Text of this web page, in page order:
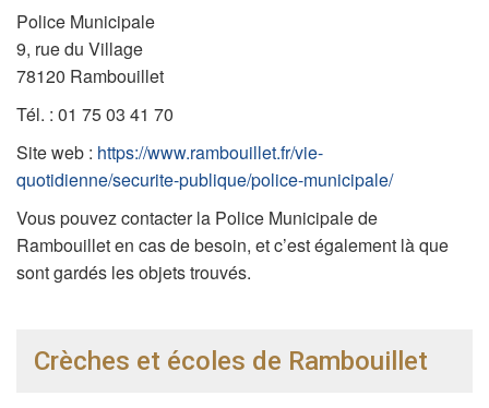
Police Municipale
9, rue du Village
78120 Rambouillet
Tél. : 01 75 03 41 70
Site web : https://www.rambouillet.fr/vie-
quotidienne/securite-publique/police-municipale/
Vous pouvez contacter la Police Municipale de
Rambouillet en cas de besoin, et c’est également là que
sont gardés les objets trouvés.
Crèches et écoles de Rambouillet